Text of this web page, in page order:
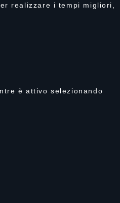
realizzare i tempi migliori,
è attivo selezionando